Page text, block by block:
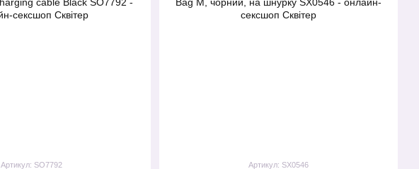
Артикул: SO7792 Артикул: SX0546